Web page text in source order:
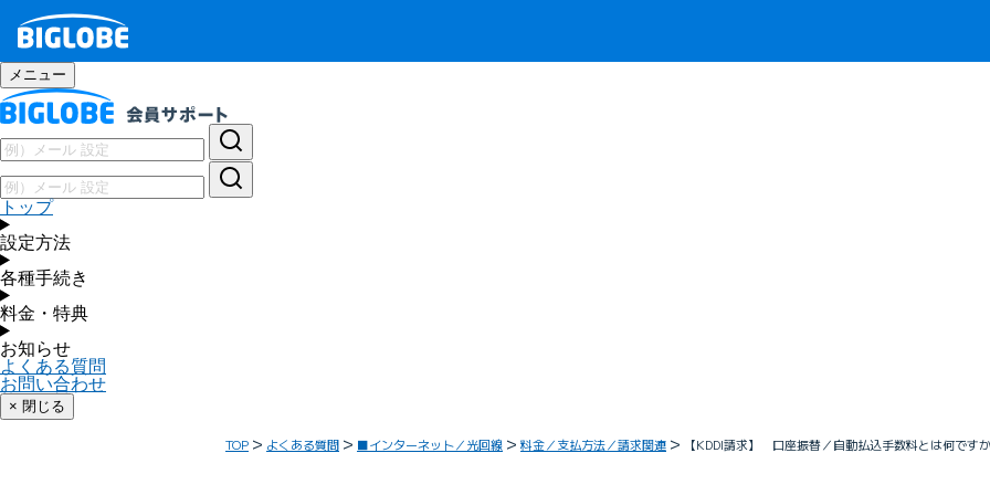
メニュー
トップ
設定方法
各種手続き
料金・特典
お知らせ
よくある質問
お問い合わせ
× 閉じる
TOP よくある質問 ■インターネット／光回線 料金／支払方法／請求関連 【KDDI請求】 口座振替／自動払込手数料とは何ですか